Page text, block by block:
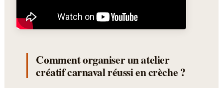
Comment organiser un atelier
créatif carnaval réussi en crèche ?